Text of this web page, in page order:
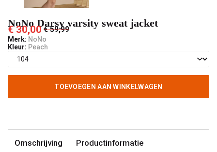
NoNo Darsy varsity sweat jacket
€ 30,00 € 59,99
Merk: NoNo
Kleur: Peach
TOEVOEGEN AAN WINKELWAGEN
Omschrijving Productinformatie